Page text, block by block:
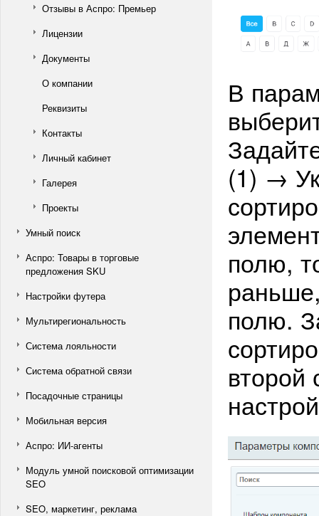
Отзывы в Аспро: Премьер
Лицензии
Документы
О компании
Реквизиты
Контакты
Личный кабинет
Галерея
Проекты
Умный поиск
Аспро: Товары в торговые
предложения SKU
Настройки футера
Мультирегиональность
Система лояльности
Система обратной связи
Посадочные страницы
Мобильная версия
Аспро: ИИ-агенты
Модуль умной поисковой оптимизации
SEO
SEO, маркетинг, реклама
В
(1) →
полю,
полю.
второй